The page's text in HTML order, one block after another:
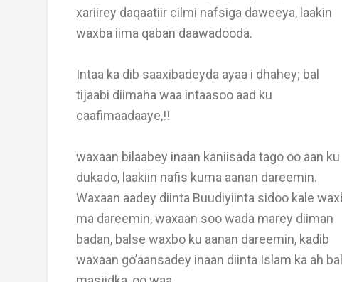
xariirey daqaatiir cilmi nafsiga daweeya, laakin
waxba iima qaban daawadooda.
Intaa ka dib saaxibadeyda ayaa i dhahey; bal
tijaabi diimaha waa intaasoo aad ku
caafimaadaaye,!!
waxaan bilaabey inaan kaniisada tago oo aan ku
dukado, laakiin nafis kuma aanan dareemin.
Waxaan aadey diinta Buudiyiinta sidoo kale
ma dareemin, waxaan soo wada marey diiman
badan, balse waxbo ku aanan dareemin, kadib
waxaan go’aansadey inaan diinta Islam ka ah